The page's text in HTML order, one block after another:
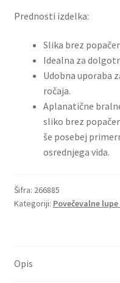
Prednosti izdelka:
Slika brez
Idealna za
Udobna uporaba
ročaja.
Aplanatične
sliko brez
še posebej
osrednjega vida.
Šifra: 266885
Kategoriji: Povečevalne
Opis